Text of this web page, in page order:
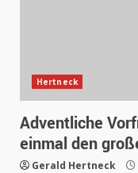
Hertneck
Adventliche
einmal den
Gerald Hertneck